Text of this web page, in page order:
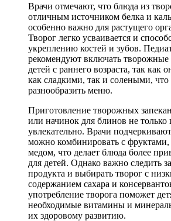
Врачи отмечают, что блюда из
отличным источником белка и
особенно важно для растущего
Творог легко усваивается и
укреплению костей и зубов.
рекомендуют включать
детей с раннего возраста, так как
как сладкими, так и солеными, что
разнообразить меню.
Приготовление творожных
или начинок для блинов не только
увлекательно. Врачи
можно комбинировать с фруктами,
медом, что делает блюда более
для детей. Однако важно следить
продукта и выбирать творог с
содержанием сахара и
употребление творога поможет
необходимые витамины и
их здоровому развитию.